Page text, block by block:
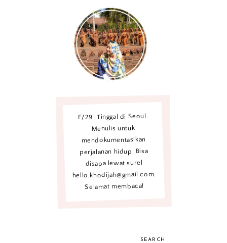
F/29. Tinggal di Seoul.
Menulis untuk
mendokumentasikan
perjalanan hidup. Bisa
disapa lewat surel
hello.khodijah@gmail.com.
Selamat membaca!
SEARCH